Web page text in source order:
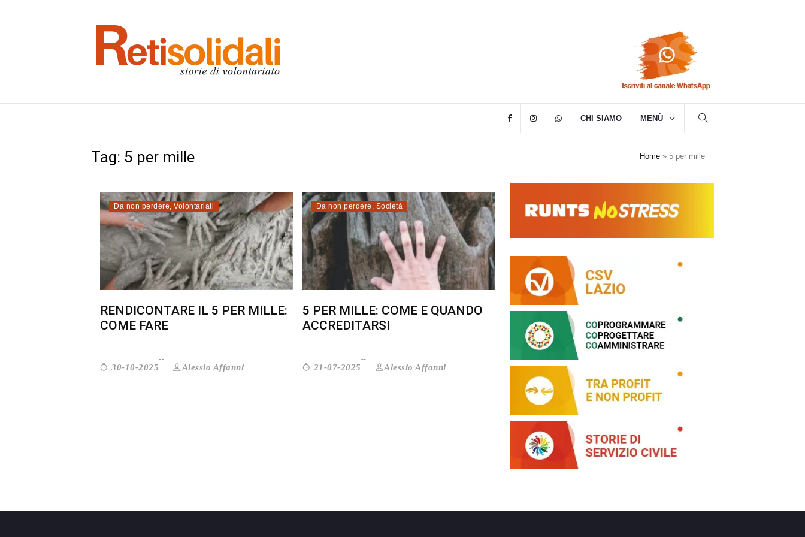
CHI SIAMO MENÙ
Tag: 5 per mille Home » 5 per mille
Da non perdere, Volontariati
RENDICONTARE IL 5 PER MILLE:
COME FARE
30-10-2025 Alessio Affanni
Da non perdere , Società
5 PER MILLE: COME E QUANDO
ACCREDITARSI
21-07-2025 Alessio Affanni